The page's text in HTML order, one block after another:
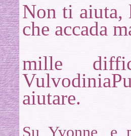
Non ti aiuta,
che accada
mille
aiutare.
Su Yvonne, e